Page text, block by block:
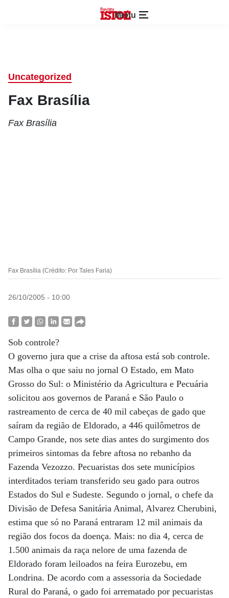
Menu
Uncategorized
Fax Brasília
Fax Brasília
Fax Brasília (Crédito: Por Tales Faria)
26/10/2005 - 10:00
Sob controle?
O governo jura que a crise da aftosa está sob controle.
Mas olha o que saiu no jornal O Estado, em Mato
Grosso do Sul: o Ministério da Agricultura e Pecuária
solicitou aos governos de Paraná e São Paulo o
rastreamento de cerca de 40 mil cabeças de gado que
saíram da região de Eldorado, a 446 quilômetros de
Campo Grande, nos sete dias antes do surgimento dos
primeiros sintomas da febre aftosa no rebanho da
Fazenda Vezozzo. Pecuaristas dos sete municípios
interditados teriam transferido seu gado para outros
Estados do Sul e Sudeste. Segundo o jornal, o chefe da
Divisão de Defesa Sanitária Animal, Alvarez Cherubini,
estima que só no Paraná entraram 12 mil animais da
região dos focos da doença. Mais: no dia 4, cerca de
1.500 animais da raça nelore de uma fazenda de
Eldorado foram leiloados na feira Eurozebu, em
Londrina. De acordo com a assessoria da Sociedade
Rural do Paraná, o gado foi arrematado por pecuaristas